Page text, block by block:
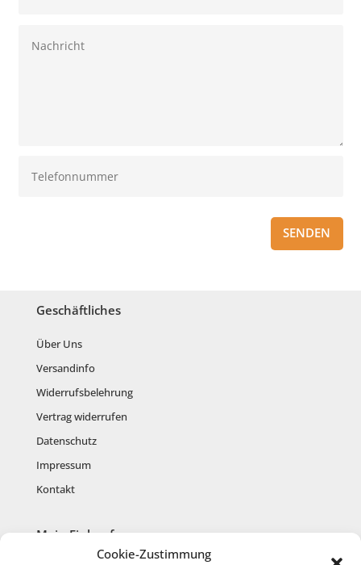
Cookie-Zustimmung
SENDEN
Geschäftliches
Über Uns
Versandinfo
Widerrufsbelehrung
Vertrag widerrufen
Datenschutz
Impressum
Kontakt
Mein Einkauf